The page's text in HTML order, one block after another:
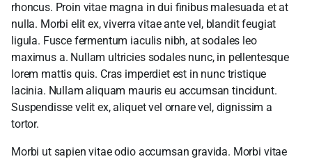
rhoncus. Proin vitae magna in dui finibus malesuada et at
nulla. Morbi elit ex, viverra vitae ante vel, blandit feugiat
ligula. Fusce fermentum iaculis nibh, at sodales leo
maximus a. Nullam ultricies sodales nunc, in pellentesque
lorem mattis quis. Cras imperdiet est in nunc tristique
lacinia. Nullam aliquam mauris eu accumsan tincidunt.
Suspendisse velit ex, aliquet vel ornare vel, dignissim a
tortor.
Morbi ut sapien vitae odio accumsan gravida. Morbi vitae